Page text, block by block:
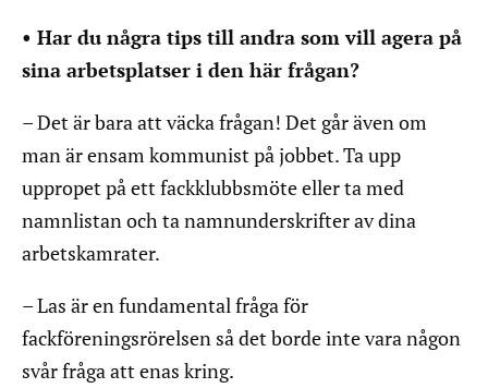
• Har du några tips till andra som vill agera på
sina arbetsplatser i den här frågan?
– Det är bara att väcka frågan! Det går även om
man är ensam kommunist på jobbet. Ta upp
uppropet på ett fackklubbsmöte eller ta med
namnlistan och ta namnunderskrifter av dina
arbetskamrater.
– Las är en fundamental fråga för
fackföreningsrörelsen så det borde inte vara någon
svår fråga att enas kring.